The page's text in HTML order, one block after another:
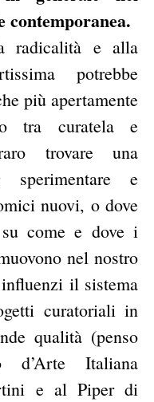
contemporanea.
radicalità e alla
potrebbe
più apertamente
tra curatela e
trovare una
sperimentare e
nuovi, o dove
su come e dove i
nel nostro
il sistema
curatoriali in
qualità (penso
d’Arte Italiana
e al Piper di